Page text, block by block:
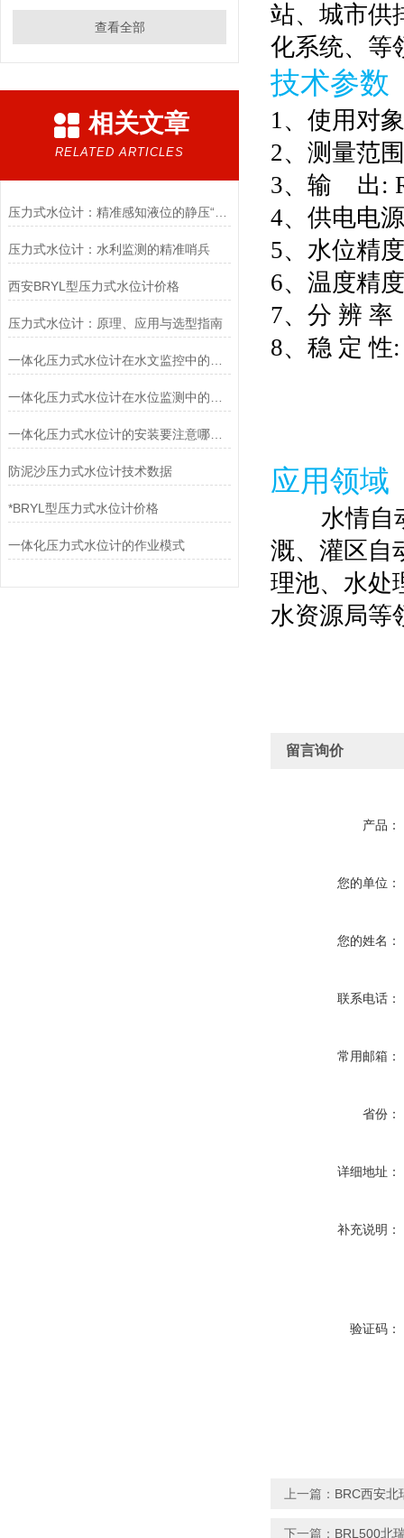
查看全部
相关文章
RELATED ARTICLES
压力式水位计：水利监测的精准哨兵
西安BRYL型压力式水位计价格
压力式水位计：原理、应用与选型指南
一体化压力式水位计的安装要注意哪些事项
防泥沙压力式水位计技术数据
*BRYL型压力式水位计价格
一体化压力式水位计的作业模式
站、城市供
化系统、等
技术参数
1、使用对
2、测量范
3、输 出:
4、供电电
5、水位精
6、温度精
7、分 辨 率
8、稳 定 性
应用领域
水情自动
溉、灌区自
理池、水处
水资源局等
留言询价
产品：
您的单位：
您的姓名：
联系电话：
常用邮箱：
省份：
详细地址：
补充说明：
验证码：
上一篇： BRC西安北
下一篇： BRL500北